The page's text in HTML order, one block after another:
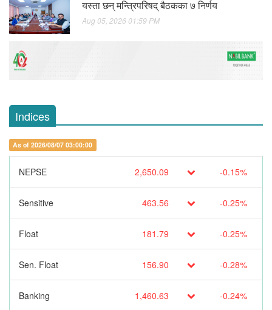
यस्ता छन् मन्त्रिपरिषद् बैठकका ७ निर्णय
Aug 05, 2026 01:59 PM
Indices
As of 2026/08/07 03:00:00
NEPSE 2,650.09 -0.15%
Sensitive 463.56 -0.25%
Float 181.79 -0.25%
Sen. Float 156.90 -0.28%
Banking 1,460.63 -0.24%